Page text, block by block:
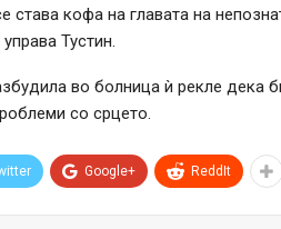
става кофа на главата на
Тустин.
во болница ѝ рекле дека
со срцето.
Google+ ReddIt